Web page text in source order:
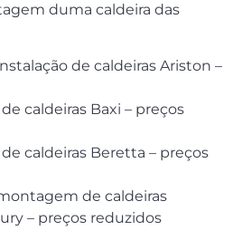
duma caldeira das
de caldeiras Ariston –
caldeiras Baxi – preços
caldeiras Beretta – preços
de caldeiras
– preços reduzidos